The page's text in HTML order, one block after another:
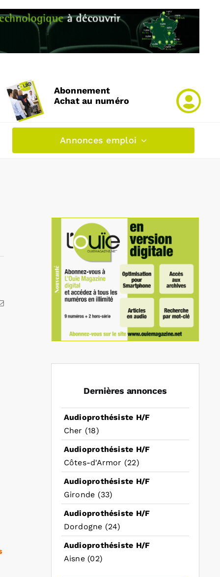
Abonnement
Achat au numéro
Annonces emploi
Email
Dernières annonces
Audioprothésiste H/F
Cher (18)
Audioprothésiste H/F
Côtes-d'Armor (22)
Audioprothésiste H/F
Gironde (33)
Audioprothésiste H/F
Dordogne (24)
Audioprothésiste H/F
Aisne (02)